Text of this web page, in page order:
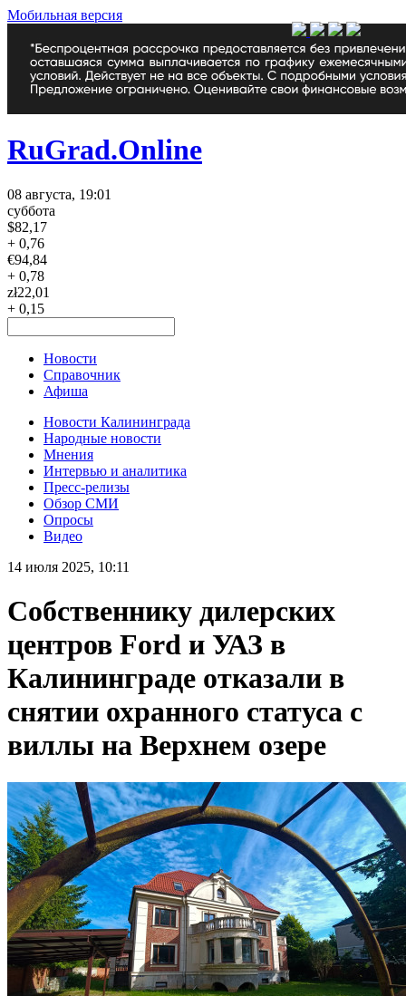
Мобильная версия
RuGrad.Online
08 августа, 19:01
суббота
$82,17
+ 0,76
€94,84
+ 0,78
zł22,01
+ 0,15
Новости
Справочник
Афиша
Новости Калининграда
Народные новости
Мнения
Интервью и аналитика
Пресс-релизы
Обзор СМИ
Опросы
Видео
14 июля 2025, 10:11
Собственнику дилерских
центров Ford и УАЗ в
Калининграде отказали в
снятии охранного статуса с
виллы на Верхнем озере